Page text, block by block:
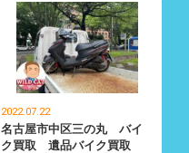
2022.07.22
名古屋市中区三の丸 バイ
ク買取 遺品バイク買取